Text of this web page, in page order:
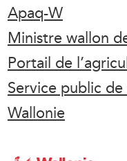
Apaq-W
Ministre wallon
Portail de
Service public
Wallonie